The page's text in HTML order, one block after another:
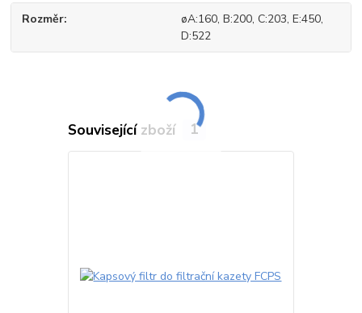
Rozměr
øA:160, B:200, C:203, E:450,
D:522
Související zboží 1